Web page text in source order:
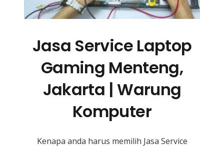
Jasa Service Laptop
Gaming Menteng,
Jakarta | Warung
Komputer
Kenapa anda harus memilih Jasa Service